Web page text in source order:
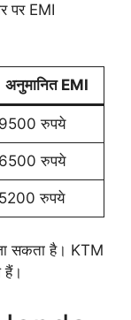
पर EMI
अनुमानित EMI
9500 रुपये
6500 रुपये
5200 रुपये
सकता है। KTM
हैं।